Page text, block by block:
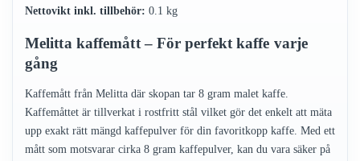
Nettovikt inkl. tillbehör: 0.1 kg
Melitta kaffemått – För perfekt kaffe varje
gång
Kaffemått från Melitta där skopan tar 8 gram malet kaffe.
Kaffemåttet är tillverkat i rostfritt stål vilket gör det enkelt att mäta
upp exakt rätt mängd kaffepulver för din favoritkopp kaffe. Med ett
mått som motsvarar cirka 8 gram kaffepulver, kan du vara säker på